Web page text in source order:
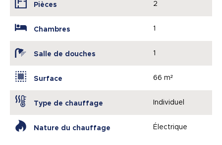
Pièces 2
Chambres 1
Salle de douches 1
Surface 66 m²
Type de chauffage Individuel
Nature du chauffage Électrique